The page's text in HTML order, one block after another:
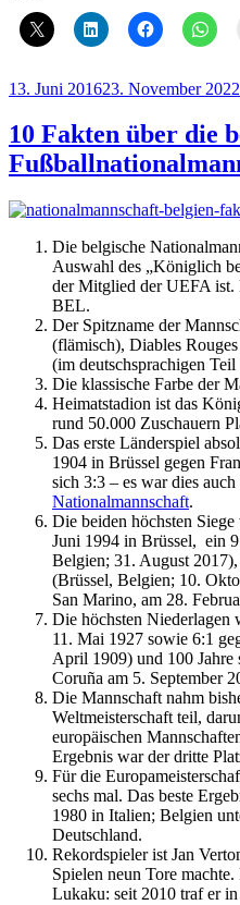
Veröffentlicht
13. Juni 201623. November 2022
10 Fakten über die
Die belgische
Auswahl des „Königlich
der Mitglied der UEFA ist.
BEL.
Der Spitzname der
(flämisch), Diables
(im deutschsprachigen
Die klassische Farbe der
Heimatstadion ist das
rund 50.000 Zuschauern
Das erste Länderspiel
1904 in Brüssel gegen
sich 3:3 – es war dies
Nationalmannschaft.
Die beiden höchsten
Juni 1994 in Brüssel, ein
Belgien; 31. August
(Brüssel, Belgien; 10.
San Marino, am 28.
Die höchsten Niederlagen
11. Mai 1927 sowie 6:1
April 1909) und 100 Jahre
Coruña am 5. September
Die Mannschaft nahm
Weltmeisterschaft teil,
europäischen
Ergebnis war der dritte
Für die
sechs mal. Das beste
1980 in Italien; Belgien
Deutschland.
Rekordspieler ist Jan
Spielen neun Tore
Lukaku: seit 2010 traf er